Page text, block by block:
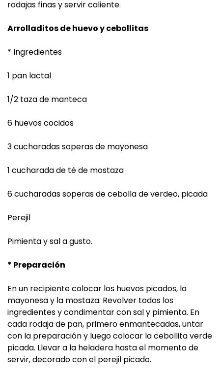
rodajas finas y servir caliente.
Arrolladitos de huevo y cebollitas
* Ingredientes
1 pan lactal
1/2 taza de manteca
6 huevos cocidos
3 cucharadas soperas de mayonesa
1 cucharada de té de mostaza
6 cucharadas soperas de cebolla de verdeo, picada
Perejil
Pimienta y sal a gusto.
* Preparación
En un recipiente colocar los huevos picados, la
mayonesa y la mostaza. Revolver todos los
ingredientes y condimentar con sal y pimienta. En
cada rodaja de pan, primero enmantecadas, untar
con la preparación y luego colocar la cebollita verde
picada. Llevar a la heladera hasta el momento de
servir, decorado con el perejil picado.